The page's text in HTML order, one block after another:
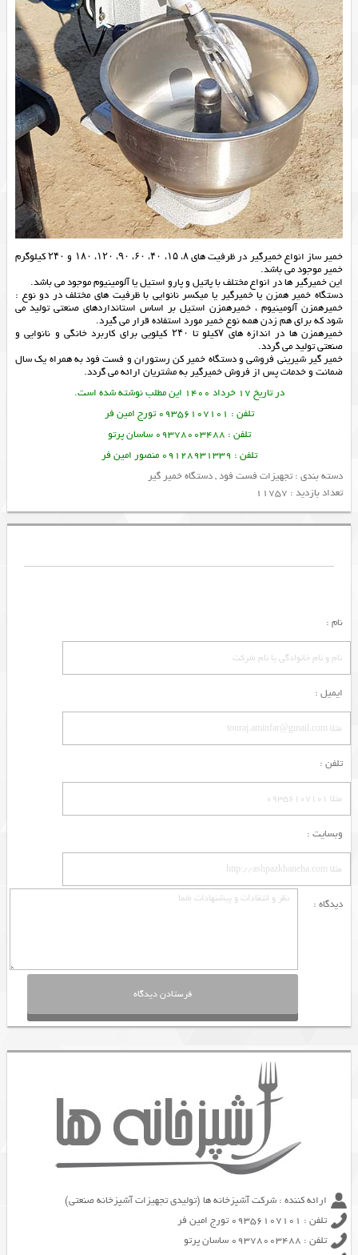
خمیر ساز انواع خمیرگیر در ظرفیت های ۸، ۱۵، ۴۰، ۶۰، ۹۰، ۱۲۰، ۱۸۰ و ۲۴۰ کیلوگرم
خمیر موجود می باشد.
این خمیرگیر ها در انواع مختلف با پاتیل و پارو استیل یا آلومینیوم موجود می باشد.
دستگاه خمیر همزن یا خمیرگیر یا میکسر نانوایی با ظرفیت های مختلف در دو نوع :
خمیرهمزن آلومینیوم ، خمیرهمزن استیل بر اساس استانداردهای صنعتی تولید می
شود که برای هم زدن همه نوع خمیر مورد استفاده قرار می گیرد.
خمیرهمزن ها در اندازه های ۷کیلو تا ۲۴۰ کیلویی برای کاربرد خانگی و نانوایی و
صنعتی تولید می گردد.
خمیر گیر شیرینی فروشی ودستگاه خمیر کنرستوران و فست فود به همراه یک سال
ضمانت و خدمات پس از فروشخمیرگیر به مشتریان ارائه می گردد.
در تاریخ 17 خرداد 1400 این مطلب نوشته شده است.
تلفن : 09356107101 تورج امین فر
تلفن : 09378003488 ساسان پرتو
تلفن : 09128931339 منصور امین فر
دسته بندی :تجهیزات فست فود,دستگاه خمیر گیر
تعداد بازدید : 11757
نام :
ایمیل :
تلفن :
وبسایت :
دیدگاه :
ارائه کننده : شرکت آشپزخانه ها (تولیدی تجهیزات آشپزخانه صنعتی)
تلفن : 09356107101 تورج امین فر
تلفن : 09378003488 ساسان پرتو